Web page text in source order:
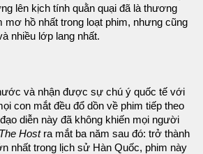
lên kịch tính quằn quại đã là thương
mơ hồ nhất trong loạt phim, nhưng cũng
nhiều lớp lang nhất.
và nhận được sự chú ý quốc tế với
con mắt đều đổ dồn về phim tiếp theo
diễn này đã không khiến mọi người
The Hostra mắt ba năm sau đó: trở thành
nhất trong lịch sử Hàn Quốc, phim này